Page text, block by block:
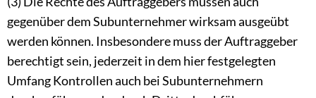
gegenüber dem Subunternehmer wirksam ausgeübt
werden können. Insbesondere muss der Auftraggeber
berechtigt sein, jederzeit in dem hier festgelegten
Umfang Kontrollen auch bei Subunternehmern